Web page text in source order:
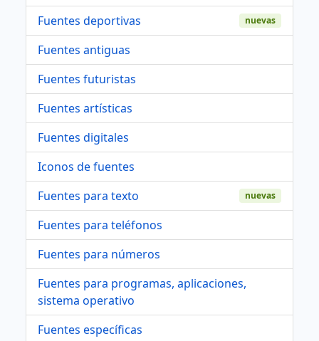
Fuentes deportivas
nuevas
Fuentes antiguas
Fuentes futuristas
Fuentes artísticas
Fuentes digitales
Iconos de fuentes
Fuentes para texto
nuevas
Fuentes para teléfonos
Fuentes para números
Fuentes para programas, aplicaciones,
sistema operativo
Fuentes específicas